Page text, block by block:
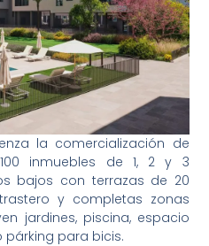
la comercialización de
inmuebles de 1, 2 y 3
bajos con terrazas de 20
y completas zonas
jardines, piscina, espacio
párking para bicis.